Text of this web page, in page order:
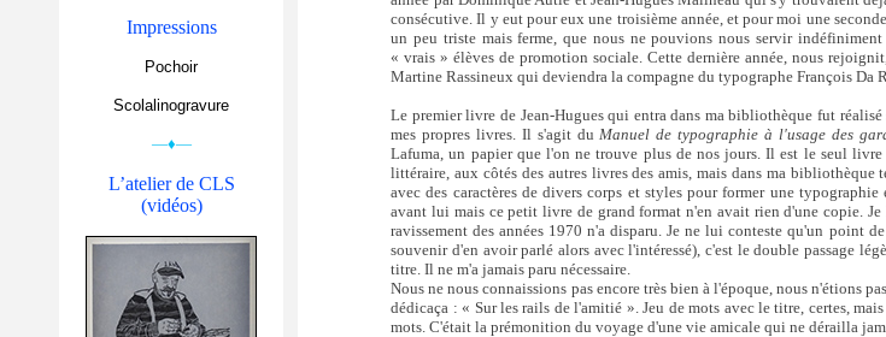
Impressions
Pochoir
Scolalinogravure
—♦—
L’atelier de CLS
(vidéos)
consécutive. Il y eut pour eux une troisième année, et pour moi une
un peu triste mais ferme, que nous ne pouvions nous servir
« vrais » élèves de promotion sociale. Cette dernière année, nous
Martine Rassineux qui deviendra la compagne du typographe François Da
Le premier livre de Jean-Hugues qui entra dans ma bibliothèque fut
mes propres livres. Il s'agit du Manuel de typographie à l'usage des
Lafuma, un papier que l'on ne trouve plus de nos jours. Il est le seul
littéraire, aux côtés des autres livres des amis, mais dans ma
avec des caractères de divers corps et styles pour former une
avant lui mais ce petit livre de grand format n'en avait rien d'une copie.
ravissement des années 1970 n'a disparu. Je ne lui conteste qu'un point
souvenir d'en avoir parlé alors avec l'intéressé), c'est le double passage
titre. Il ne m'a jamais paru nécessaire.
Nous ne nous connaissions pas encore très bien à l'époque, nous n'étions
dédicaça : « Sur les rails de l'amitié ». Jeu de mots avec le titre, certes,
mots. C'était la prémonition du voyage d'une vie amicale qui ne dérailla